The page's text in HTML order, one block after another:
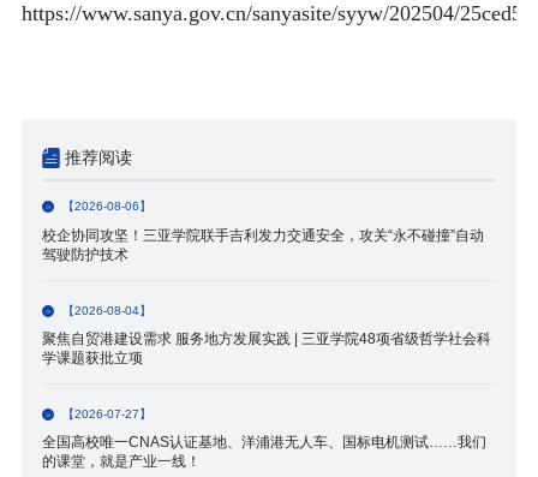
https://www.sanya.gov.cn/sanyasite/syyw/202504/
推荐阅读
【2026-08-06】
校企协同攻坚！三亚学院联手吉利发力交通安全，攻关“永不碰撞”自动
驾驶防护技术
【2026-08-04】
聚焦自贸港建设需求 服务地方发展实践 | 三亚学院48项省级哲学社会科
学课题获批立项
【2026-07-27】
全国高校唯一CNAS认证基地、洋浦港无人车、国标电机测试……我们
的课堂，就是产业一线！